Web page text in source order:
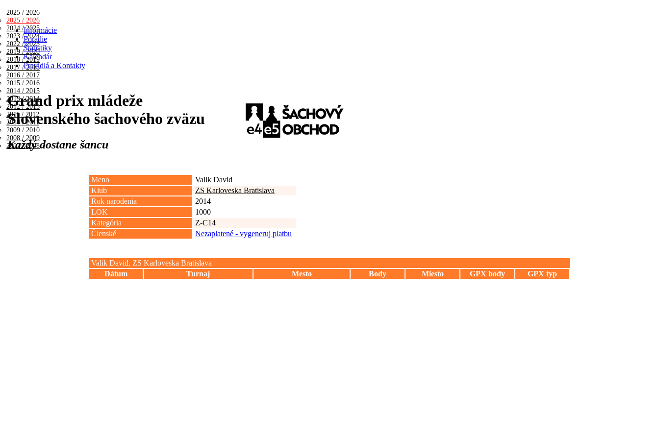
2025 / 2026
2025 / 2026
2024 / 2025
2023 / 2024
2022 / 2023
2019 / 2020
2018 / 2019
2017 / 2018
2016 / 2017
2015 / 2016
2014 / 2015
2013 / 2014
2012 / 2013
2011 / 2012
2010 / 2011
2009 / 2010
2008 / 2009
2007 / 2008
Informácie
Poradie
Štatistiky
Kalendár
Pravidlá a Kontakty
Grand prix mládeže
Slovenského šachového zväzu
Každý dostane šancu
Meno
Valik David
Klub
ZS Karloveska Bratislava
Rok narodenia
2014
LOK
1000
Kategória
Z-C14
Členské
Nezaplatené - vygeneruj platbu
Valik David, ZS Karloveska Bratislava
Dátum
Turnaj Mesto Body Miesto GPX body GPX typ